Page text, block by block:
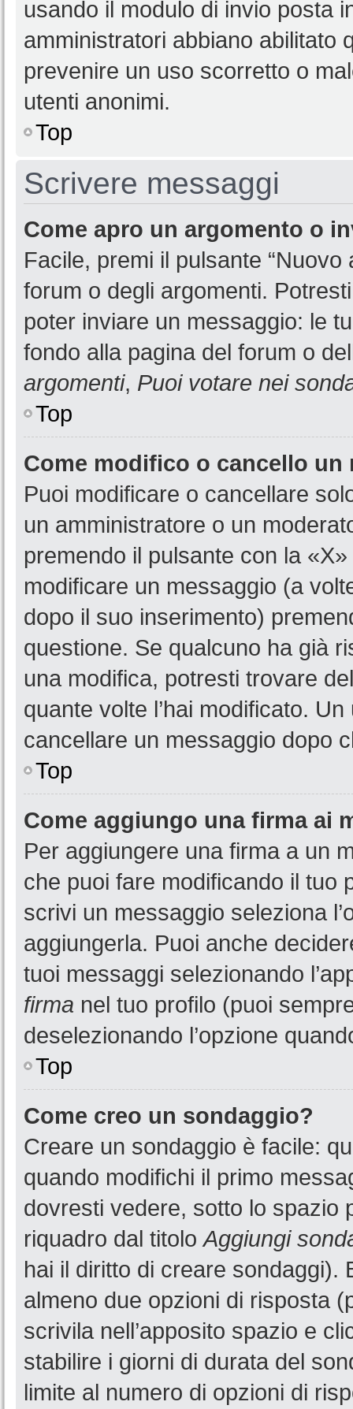
usando il modulo di invio posta
amministratori abbiano abilitato
prevenire un uso scorretto o
utenti anonimi.
Top
Scrivere messaggi
Come apro un argomento o
Facile, premi il pulsante
forum o degli argomenti.
poter inviare un messaggio: le
fondo alla pagina del forum o
argomenti, Puoi votare nei
Top
Come modifico o cancello un
Puoi modificare o cancellare
un amministratore o un
premendo il pulsante con la
modificare un messaggio (a
dopo il suo inserimento)
questione. Se qualcuno ha già
una modifica, potresti trovare
quante volte l’hai modificato.
cancellare un messaggio dopo
Top
Come aggiungo una firma ai
Per aggiungere una firma a un
che puoi fare modificando il tuo
scrivi un messaggio seleziona
aggiungerla. Puoi anche
tuoi messaggi selezionando
firma nel tuo profilo (puoi
deselezionando l’opzione
Top
Come creo un sondaggio?
Creare un sondaggio è facile:
quando modifichi il primo
dovresti vedere, sotto lo spazio
riquadro dal titoloAggiungi
hai il diritto di creare sondaggi).
almeno due opzioni di risposta
scrivila nell’apposito spazio e
stabilire i giorni di durata del
limite al numero di opzioni di